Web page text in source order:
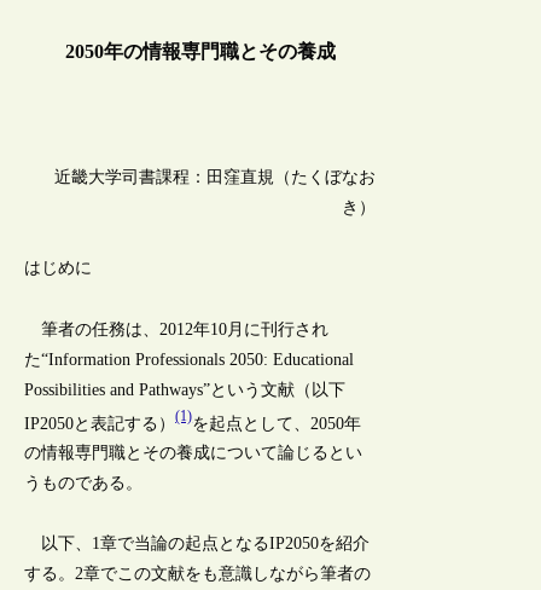
2050年の情報専門職とその養成
近畿大学司書課程：田窪直規（たくぼなお
き）
はじめに
筆者の任務は、2012年10月に刊行され
た“Information Professionals 2050: Educational
Possibilities and Pathways”という文献（以下
IP2050と表記する）(1)を起点として、2050年
の情報専門職とその養成について論じるとい
うものである。
以下、1章で当論の起点となるIP2050を紹介
する。2章でこの文献をも意識しながら筆者の